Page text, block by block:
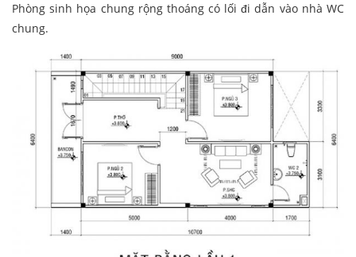
Phòng sinh họa chung rộng thoáng có lối đi dẫn vào nhà WC
chung.